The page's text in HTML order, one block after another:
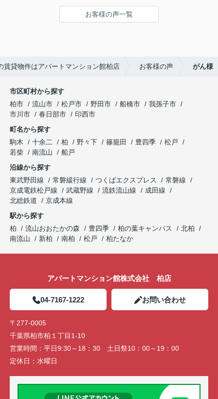
引越し業者のご紹介やインターネット回線のご相
談、その他入居中のお困りごとなどございました
環境 広さ 設備
アパートマンション館では、お部屋のご紹介だけ
でなく、入居後のアフターフォローもさせて頂いて
引越し業者のご紹介やインターネット回線のご相
ら、どうぞお気軽にご相談ください。
アパートマンション館は365日毎日キャンペーン
開催中！ お問い合わせは 04(7167)1222までどう
ぞ♪
お客様の声一覧
賃貸物件はアパートマンション館柏店 お客様の声 がん様
市区町村から探す
柏市
流山市 松戸市 野田市 船橋市
我孫子市
市川市
春日部市
印西市
町名から探す
駒木
十余二 柏 野々下 篠籠田 豊四季
松戸
若柴
南流山
船戸
沿線から探す
東武野田線
常磐緩行線 つくばエクスプレス
常磐線
京成電鉄松戸線
武蔵野線 流鉄流山線
成田線
北総鉄道
京成本線
駅から探す
柏
流山おおたかの森 豊四季 柏の葉キャンパス
北柏
南流山
新柏 南柏 松戸 柏たなか
アパートマンション館株式会社 柏店
04-7167-1222 お問い合わせ
〒277-0005
千葉県柏市柏１丁目1-10
営業時間： 平日9:30～18：30 土日祭10：00～19：00
定休日： 水曜日